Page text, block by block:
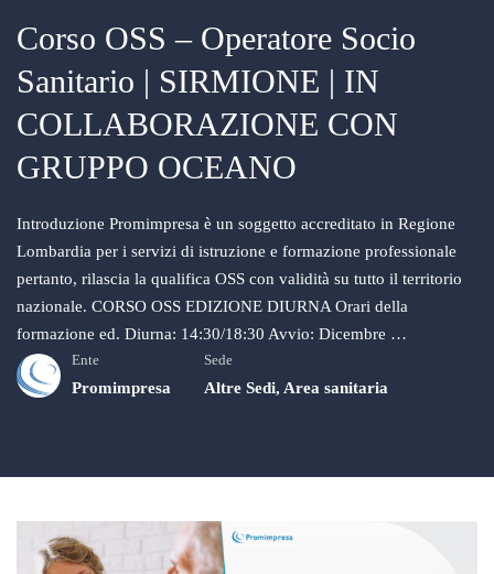
Corso OSS – Operatore Socio
Sanitario | SIRMIONE | IN
COLLABORAZIONE CON
GRUPPO OCEANO
Introduzione Promimpresa è un soggetto accreditato in Regione
Lombardia per i servizi di istruzione e formazione professionale
pertanto, rilascia la qualifica OSS con validità su tutto il territorio
nazionale. CORSO OSS EDIZIONE DIURNA Orari della
formazione ed. Diurna: 14:30/18:30 Avvio: Dicembre …
Ente
Promimpresa
Sede
Altre Sedi, Area sanitaria